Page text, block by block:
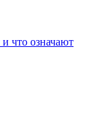
что означают